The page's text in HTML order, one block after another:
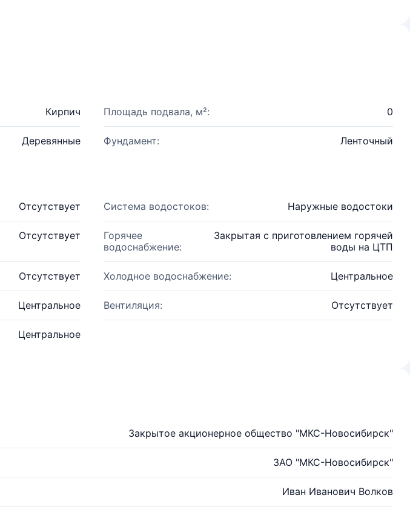
Кирпич Площадь подвала, м²: 0
Деревянные Фундамент: Ленточный
Отсутствует Система водостоков: Наружные водостоки
Отсутствует
Горячее
водоснабжение:
Закрытая с приготовлением горячей
воды на ЦТП
Отсутствует Холодное водоснабжение: Центральное
Центральное Вентиляция: Отсутствует
Центральное
Закрытое акционерное общество "МКС-Новосибирск"
ЗАО "МКС-Новосибирск"
Иван Иванович Волков